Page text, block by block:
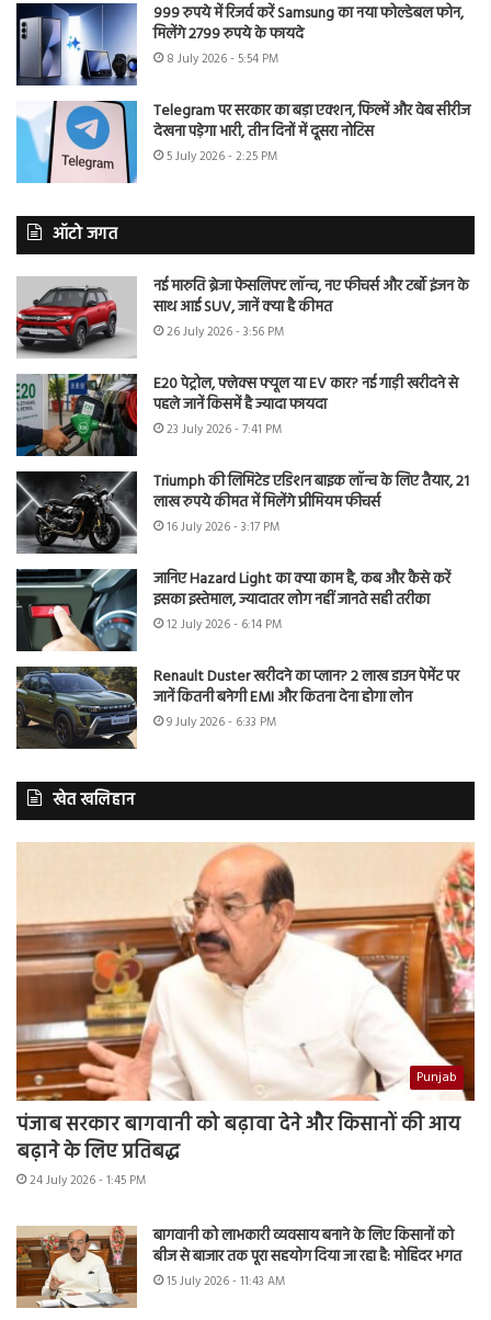
999 रुपये में रिजर्व करें Samsung का नया फोल्डेबल फोन,
मिलेंगे 2799 रुपये के फायदे
8 July 2026 - 5:54 PM
Telegram पर सरकार का बड़ा एक्शन, फिल्में और वेब सीरीज
देखना पड़ेगा भारी, तीन दिनों में दूसरा नोटिस
5 July 2026 - 2:25 PM
ऑटो जगत
नई मारुति ब्रेजा फेसलिफ्ट लॉन्च, नए फीचर्स और टर्बो इंजन के
साथ आई SUV, जानें क्या है कीमत
26 July 2026 - 3:56 PM
E20 पेट्रोल, फ्लेक्स फ्यूल या EV कार? नई गाड़ी खरीदने से
पहले जानें किसमें है ज्यादा फायदा
23 July 2026 - 7:41 PM
Triumph की लिमिटेड एडिशन बाइक लॉन्च के लिए तैयार, 21
लाख रुपये कीमत में मिलेंगे प्रीमियम फीचर्स
16 July 2026 - 3:17 PM
जानिए Hazard Light का क्या काम है, कब और कैसे करें
इसका इस्तेमाल, ज्यादातर लोग नहीं जानते सही तरीका
12 July 2026 - 6:14 PM
Renault Duster खरीदने का प्लान? 2 लाख डाउन पेमेंट पर
जानें कितनी बनेगी EMI और कितना देना होगा लोन
9 July 2026 - 6:33 PM
खेत खलिहान
Punjab
पंजाब सरकार बागवानी को बढ़ावा देने और किसानों की आय
बढ़ाने के लिए प्रतिबद्ध
24 July 2026 - 1:45 PM
बागवानी को लाभकारी व्यवसाय बनाने के लिए किसानों को
बीज से बाजार तक पूरा सहयोग दिया जा रहा है: मोहिंदर भगत
15 July 2026 - 11:43 AM